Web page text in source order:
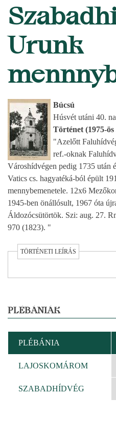
Urunk
Búcsú
Húsvét utáni 40.
Történet (1975-
"Azelőtt
ref.-oknak
Városhídvégen pedig 1735 után
Vatics cs. hagyatéká-ból épült
mennybemenetele. 12x6
1945-ben önállósult, 1967 óta
Áldozócsütörtök. Szi: aug. 27.
970 (1823). "
TÖRTÉNETI LEÍRÁS
PLÉBÁNIÁK
PLÉBÁNIA
LAJOSKOMÁROM
SZABADHÍDVÉG